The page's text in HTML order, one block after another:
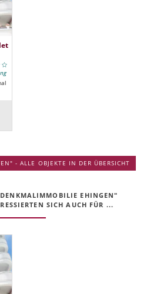
- ALLE OBJEKTE IN DER ÜBERSICHT
EHINGEN"
SICH AUCH FÜR ...